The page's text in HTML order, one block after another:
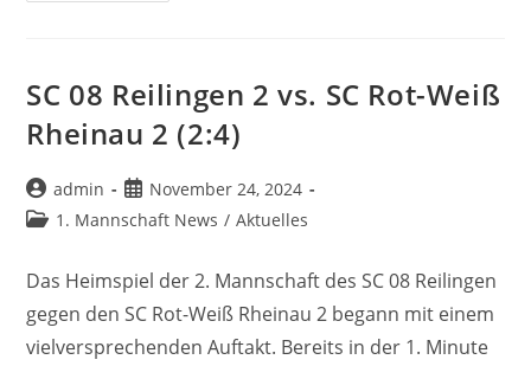
Rohrhof
2
SC 08 Reilingen 2 vs. SC Rot-Weiß
Rheinau 2 (2:4)
Beitrags-
Autor:
admin
Beitrag
veröffentlicht:
November 24, 2024
Beitrags-
1. Mannschaft News / Aktuelles
Das Heimspiel der 2. Mannschaft des SC 08 Reilingen
gegen den SC Rot-Weiß Rheinau 2 begann mit einem
vielversprechenden Auftakt. Bereits in der 1. Minute